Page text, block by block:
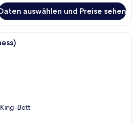
auswählen und Preise sehen
Ein modernes Hotelzimmer mit Bett,
Bett